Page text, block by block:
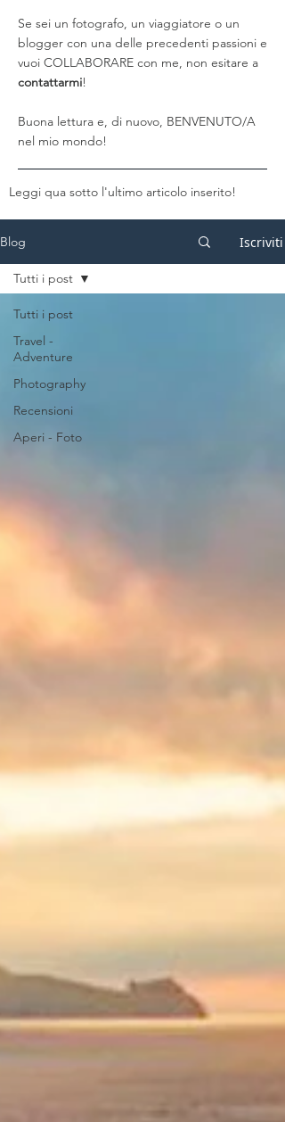
Se sei un fotografo, un viaggiatore o un
blogger con una delle precedenti passioni e
vuoi COLLABORARE con me, non esitare a
contattarmi!
Buona lettura e, di nuovo, BENVENUTO/A
nel mio mondo!
Leggi qua sotto l'ultimo articolo inserito!
Blog Iscriviti
Tutti i post
Travel -
Adventure
Photography
Recensioni
Aperi - Foto
Tutti i post